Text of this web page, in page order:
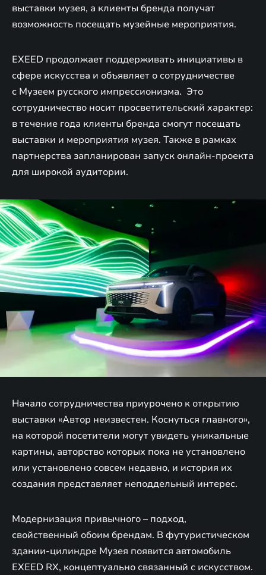
выставки музея, а клиенты бренда получат
возможность посещать музейные мероприятия.
EXEED продолжает поддерживать инициативы в
сфере искусства и объявляет о сотрудничестве
с Музеем русского импрессионизма. Это
сотрудничество носит просветительский характер:
в течение года клиенты бренда смогут посещать
выставки и мероприятия музея. Также в рамках
партнерства запланирован запуск онлайн-проекта
для широкой аудитории.
Начало сотрудничества приурочено к открытию
выставки «Автор неизвестен. Коснуться главного»,
на которой посетители могут увидеть уникальные
картины, авторство которых пока не установлено
или установлено совсем недавно, и история их
создания представляет неподдельный интерес.
Модернизация привычного – подход,
свойственный обоим брендам. В футуристическом
здании-цилиндре Музея появится автомобиль
EXEED RX, концептуально связанный с искусством.